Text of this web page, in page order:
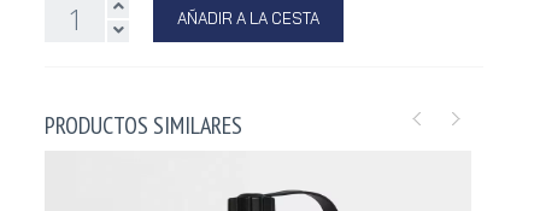
AÑADIR A LA CESTA
PRODUCTOS SIMILARES